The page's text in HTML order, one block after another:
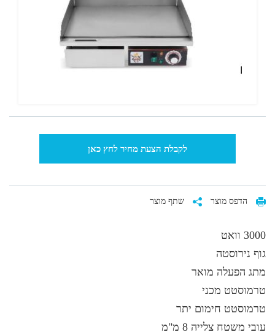
לקבלת הצעת מחיר לחץ כאן
הדפס מוצר שתף מוצר
3000 וואט
גוף נירוסטה
מתג הפעלה מואר
טרמוסטט מכני
טרמוסטט חימום יתר
עובי משטח צלייה 8 מ"מ